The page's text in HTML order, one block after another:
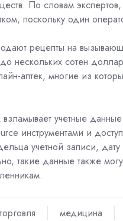
По словам
поскольку один
рецепты на
нескольких сотен
аптек, многие из
взламывает учетные
инструментами и
учетной записи,
такие данные также
медицина